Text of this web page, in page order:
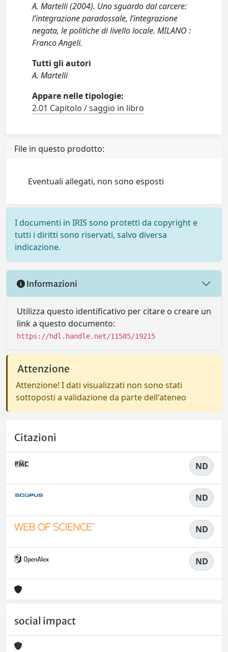
A. Martelli (2004). Uno sguardo dal carcere:
l’integrazione paradossale, l’integrazione
negata, le politiche di livello locale. MILANO :
Franco Angeli.
Tutti gli autori
A. Martelli
Appare nelle tipologie:
2.01 Capitolo / saggio in libro
File in questo prodotto:
Eventuali allegati, non sono esposti
I documenti in IRIS sono protetti da copyright e
tutti i diritti sono riservati, salvo diversa
indicazione.
Informazioni
Utilizza questo identificativo per citare o creare un
link a questo documento:
https://hdl.handle.net/11585/19215
Attenzione
Attenzione! I dati visualizzati non sono stati
sottoposti a validazione da parte dell'ateneo
Citazioni
ND
ND
ND
ND
social impact